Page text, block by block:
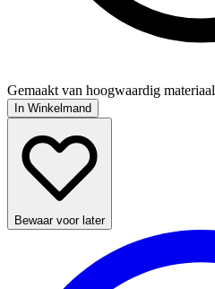
Gemaakt van hoogwaardig materiaal
In Winkelmand
Bewaar voor later